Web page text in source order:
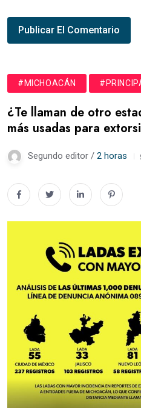
#MICHOACÁN
¿Te llaman de otro
más usadas para
Segundo editor / 2 horas